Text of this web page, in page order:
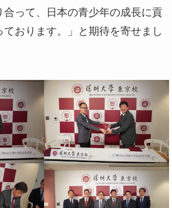
合って、日本の青少年の成長に貢
おります。」と期待を寄せまし